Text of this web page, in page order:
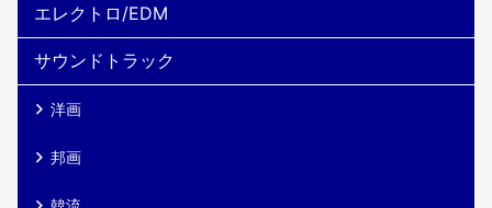
エレクトロ/EDM
サウンドトラック
洋画
邦画